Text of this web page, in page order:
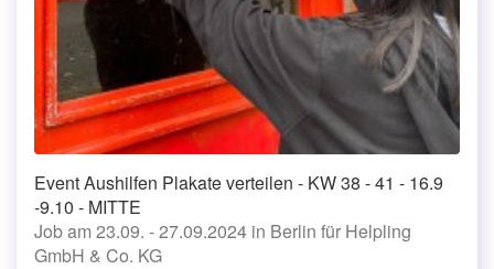
Event Aushilfen Plakate verteilen - KW 38 - 41 - 16.9
-9.10 - MITTE
Job am 23.09. - 27.09.2024 in Berlin für Helpling
GmbH & Co. KG